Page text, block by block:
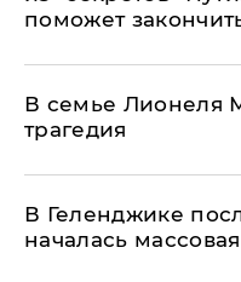
поможет
В семье Лионеля
трагедия
В Геленджике
началась